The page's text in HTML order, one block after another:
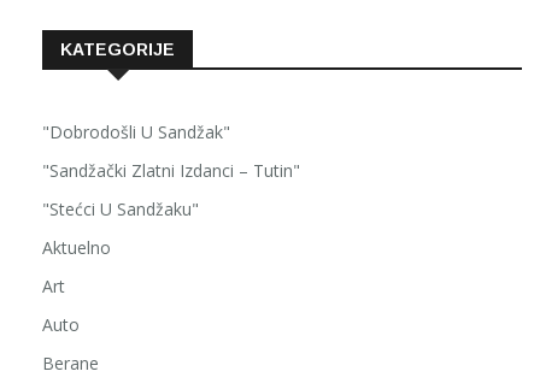
KATEGORIJE
"Dobrodošli U Sandžak"
"Sandžački Zlatni Izdanci – Tutin"
"Stećci U Sandžaku"
Aktuelno
Art
Auto
Berane